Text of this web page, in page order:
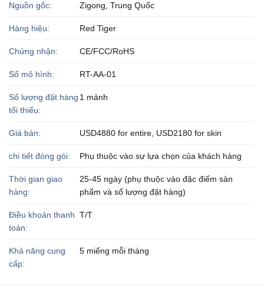
Nguồn gốc: Zigong, Trung Quốc
Hàng hiệu: Red Tiger
Chứng nhận: CE/FCC/RoHS
Số mô hình: RT-AA-01
Số lượng đặt hàng
tối thiểu:
1 mảnh
Giá bán: USD4880 for entire, USD2180 for skin
chi tiết đóng gói: Phụ thuộc vào sự lựa chọn của khách hàng
Thời gian giao
hàng:
25-45 ngày (phụ thuộc vào đặc điểm sản
phẩm và số lượng đặt hàng)
Điều khoản thanh
toán:
T/T
Khả năng cung
cấp:
5 miếng mỗi tháng